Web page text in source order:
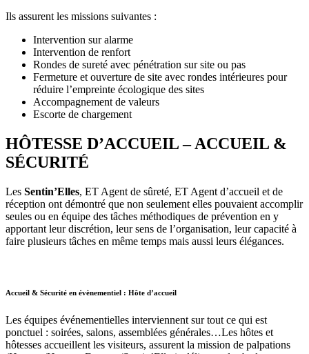
Ils assurent les missions suivantes :
Intervention sur alarme
Intervention de renfort
Rondes de sureté avec pénétration sur site ou pas
Fermeture et ouverture de site avec rondes intérieures pour
réduire l’empreinte écologique des sites
Accompagnement de valeurs
Escorte de chargement
HÔTESSE D’ACCUEIL – ACCUEIL &
SÉCURITÉ
Les Sentin’Elles, ET Agent de sûreté, ET Agent d’accueil et de
réception ont démontré que non seulement elles pouvaient accomplir
seules ou en équipe des tâches méthodiques de prévention en y
apportant leur discrétion, leur sens de l’organisation, leur capacité à
faire plusieurs tâches en même temps mais aussi leurs élégances.
Accueil & Sécurité en évènementiel : Hôte d’accueil
Les équipes événementielles interviennent sur tout ce qui est
ponctuel : soirées, salons, assemblées générales…Les hôtes et
hôtesses accueillent les visiteurs, assurent la mission de palpations